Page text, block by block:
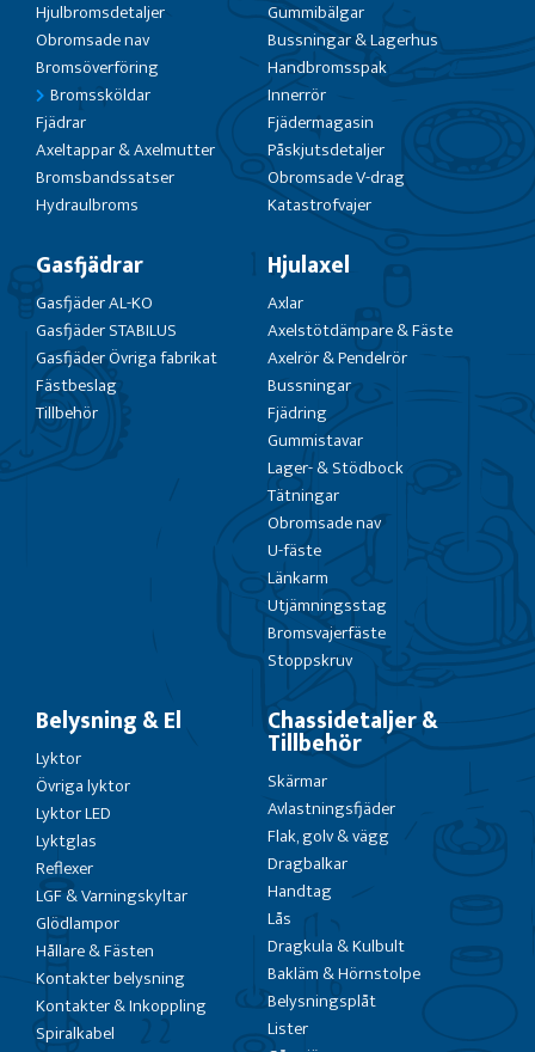
Hjulbromsdetaljer
Obromsade nav
Bromsöverföring
Bromssköldar
Fjädrar
Axeltappar & Axelmutter
Bromsbandssatser
Hydraulbroms
Gummibälgar
Bussningar & Lagerhus
Handbromsspak
Innerrör
Fjädermagasin
Påskjutsdetaljer
Obromsade V-drag
Katastrofvajer
Gasfjädrar
Gasfjäder AL-KO
Gasfjäder STABILUS
Gasfjäder Övriga fabrikat
Fästbeslag
Tillbehör
Hjulaxel
Axlar
Axelstötdämpare & Fäste
Axelrör & Pendelrör
Bussningar
Fjädring
Gummistavar
Lager- & Stödbock
Tätningar
Obromsade nav
U-fäste
Länkarm
Utjämningsstag
Bromsvajerfäste
Stoppskruv
Belysning & El
Lyktor
Övriga lyktor
Lyktor LED
Lyktglas
Reflexer
LGF & Varningskyltar
Glödlampor
Hållare & Fästen
Kontakter belysning
Kontakter & Inkoppling
Spiralkabel
Chassidetaljer &
Tillbehör
Skärmar
Avlastningsfjäder
Flak, golv & vägg
Dragbalkar
Handtag
Lås
Dragkula & Kulbult
Bakläm & Hörnstolpe
Belysningsplåt
Lister